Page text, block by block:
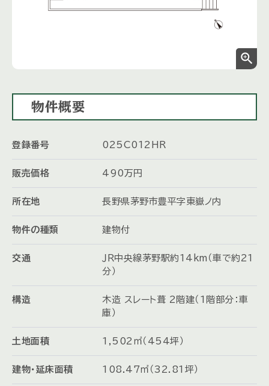
zoom_in
物件概要
登録番号 025C012HR
販売価格 490万円
所在地 長野県茅野市豊平字東嶽ノ内
物件の種類 建物付
交通
ＪＲ中央線茅野駅約14km（車で約21
分）
構造
木造 スレート葺 2階建（1階部分：車
庫）
土地面積 1,502㎡（454坪）
建物・延床面積 108.47㎡（32.81坪）